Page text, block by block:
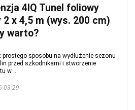
4IQ Tunel foliowy
2 x 4,5 m (wys. 200 cm)
warto?
sposobu na wydłużenie sezonu
przed szkodnikami i stworzenie
w ...
03-29